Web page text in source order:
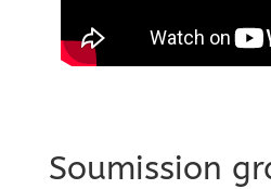
Soumission